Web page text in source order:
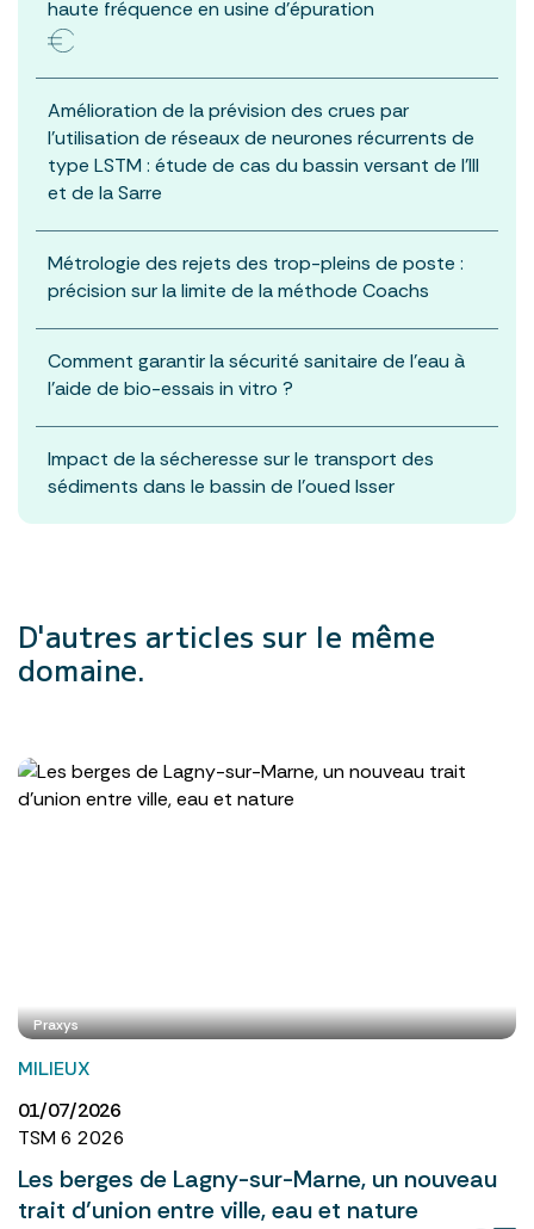
haute fréquence en usine d’épuration
Amélioration de la prévision des crues par
l’utilisation de réseaux de neurones récurrents de
type LSTM : étude de cas du bassin versant de l’Ill
et de la Sarre
Métrologie des rejets des trop-pleins de poste :
précision sur la limite de la méthode Coachs
Comment garantir la sécurité sanitaire de l’eau à
l’aide de bio-essais in vitro ?
Impact de la sécheresse sur le transport des
sédiments dans le bassin de l’oued Isser
D'autres articles sur le même
domaine.
Praxys
MILIEUX
01/07/2026
TSM 6 2026
Les berges de Lagny-sur-Marne, un nouveau
trait d’union entre ville, eau et nature